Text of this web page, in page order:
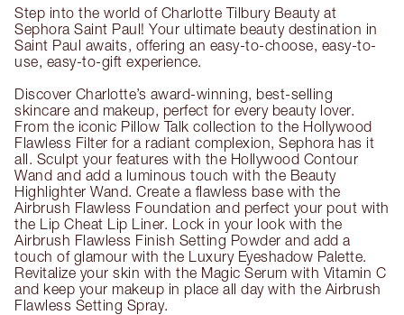
Step into the world of Charlotte Tilbury Beauty at
Sephora Saint Paul! Your ultimate beauty destination in
Saint Paul awaits, offering an easy-to-choose, easy-to-
use, easy-to-gift experience.
Discover Charlotte’s award-winning, best-selling
skincare and makeup, perfect for every beauty lover.
From the iconic Pillow Talk collection to the Hollywood
Flawless Filter for a radiant complexion, Sephora has it
all. Sculpt your features with the Hollywood Contour
Wand and add a luminous touch with the Beauty
Highlighter Wand. Create a flawless base with the
Airbrush Flawless Foundation and perfect your pout with
the Lip Cheat Lip Liner. Lock in your look with the
Airbrush Flawless Finish Setting Powder and add a
touch of glamour with the Luxury Eyeshadow Palette.
Revitalize your skin with the Magic Serum with Vitamin C
and keep your makeup in place all day with the Airbrush
Flawless Setting Spray.